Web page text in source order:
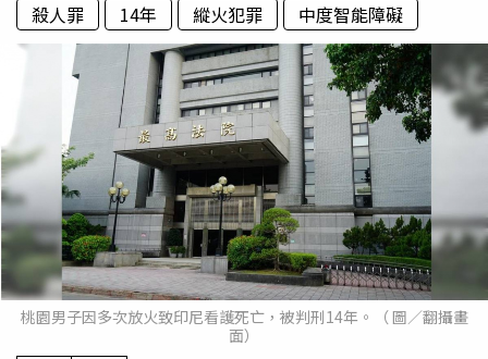
殺人罪 14年 縱火犯罪 中度智能障礙
桃園男子因多次放火致印尼看護死亡，被判刑14年。（ 圖／翻攝畫
面）